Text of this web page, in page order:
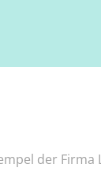
der Firma